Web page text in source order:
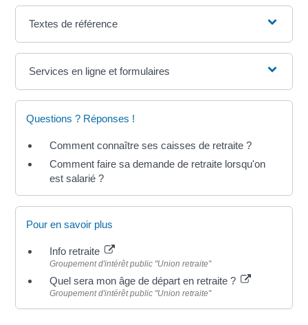
Textes de référence
Services en ligne et formulaires
Questions ? Réponses !
Comment connaître ses caisses de retraite ?
Comment faire sa demande de retraite lorsqu'on
est salarié ?
Pour en savoir plus
Info retraite
Groupement d'intérêt public "Union retraite"
Quel sera mon âge de départ en retraite ?
Groupement d'intérêt public "Union retraite"